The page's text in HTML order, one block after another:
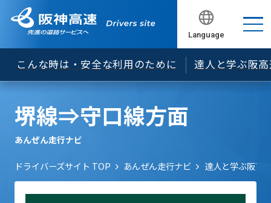
Language
こんな時は・安全な利用のために 達人と学ぶ阪
閉じる
あおり運転等の危険な運転に関して
シートベルトはあなたの命綱！全席シートベルトを
着用しましょう！
高速道路におけるスマートフォン等のご利用につい
て
閉じる
閉じる
誤進入～ナビアプリの設定にご注意ください～
燃料の残量やタイヤの状態は必ず確認しましょう！
渋滞中の追突事故を防ぐために今日からできる５つ
の基本
閉じる
堺線⇒守口線方面
あんぜん走行ナビ
ドライバーズサイト TOP あんぜん走行ナビ 達人と学ぶ阪高